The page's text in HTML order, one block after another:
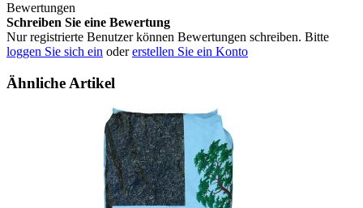
Bewertungen
Schreiben Sie eine Bewertung
Nur registrierte Benutzer können Bewertungen schreiben. Bitte
loggen Sie sich ein odererstellen Sie ein Konto
Ähnliche Artikel